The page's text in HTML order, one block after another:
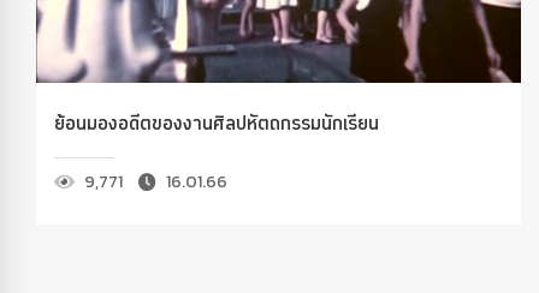
ย้อนมองอดีตของงานศิลปหัตถกรรมนักเรียน
9,771 16.01.66